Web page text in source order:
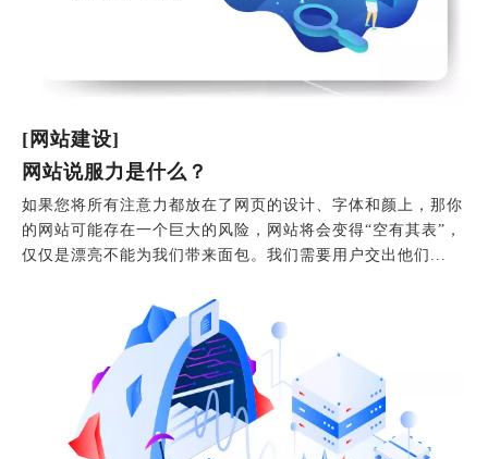
[网站建设]
网站说服力是什么？
如果您将所有注意力都放在了网页的设计、字体和颜上，那你
的网站可能存在一个巨大的风险，网站将会变得“空有其表”，
仅仅是漂亮不能为我们带来面包。我们需要用户交出他们...